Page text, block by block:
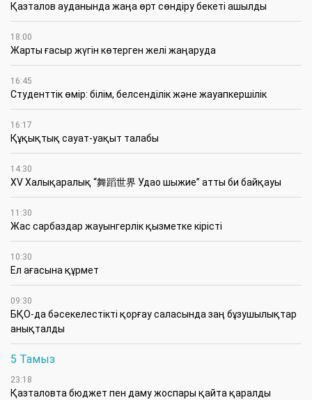
Қазталов ауданында жаңа өрт сөндіру бекеті ашылды
18:00
Жарты ғасыр жүгін көтерген желі жаңаруда
16:45
Студенттік өмір: білім, белсенділік және жауапкершілік
16:17
Құқықтық сауат-уақыт талабы
14:30
XV Халықаралық “舞蹈世界 Удао шыжие” атты би байқауы
11:30
Жас сарбаздар жауынгерлік қызметке кірісті
10:30
Ел ағасына құрмет
09:30
БҚО-да бәсекелестікті қорғау саласында заң бұзушылықтар
анықталды
5 Тамыз
23:18
Қазталовта бюджет пен даму жоспары қайта қаралды